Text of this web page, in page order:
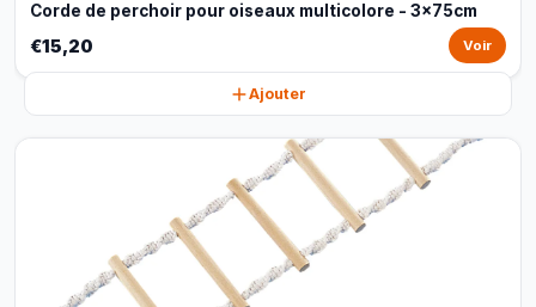
Corde de perchoir pour oiseaux multicolore - 3x75cm
€15,20 Voir
Ajouter